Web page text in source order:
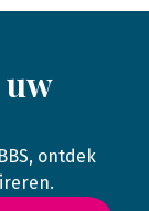
ontdek